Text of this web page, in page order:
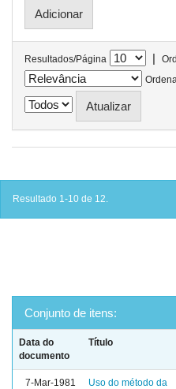
Resultados/Página |
Resultado 1-10 de 12.
Conjunto de itens:
Data do
documento
Título
7-Mar-1981
Uso do método da